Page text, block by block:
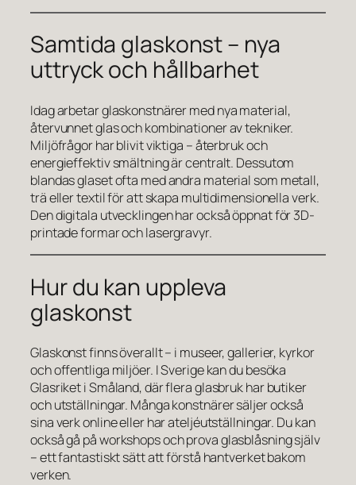
Samtida glaskonst – nya
uttryck och hållbarhet
Idag arbetar glaskonstnärer med nya material,
återvunnet glas och kombinationer av tekniker.
Miljöfrågor har blivit viktiga – återbruk och
energieffektiv smältning är centralt. Dessutom
blandas glaset ofta med andra material som metall,
trä eller textil för att skapa multidimensionella verk.
Den digitala utvecklingen har också öppnat för 3D-
printade formar och lasergravyr.
Hur du kan uppleva
glaskonst
Glaskonst finns överallt – i museer, gallerier, kyrkor
och offentliga miljöer. I Sverige kan du besöka
Glasriket i Småland, där flera glasbruk har butiker
och utställningar. Många konstnärer säljer också
sina verk online eller har ateljéutställningar. Du kan
också gå på workshops och prova glasblåsning själv
– ett fantastiskt sätt att förstå hantverket bakom
verken.